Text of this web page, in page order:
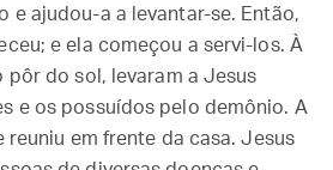
e ajudou-a a levantar-se. Então,
e ela começou a servi-los. À
pôr do sol, levaram a Jesus
e os possuídos pelo demônio. A
reuniu em frente da casa. Jesus